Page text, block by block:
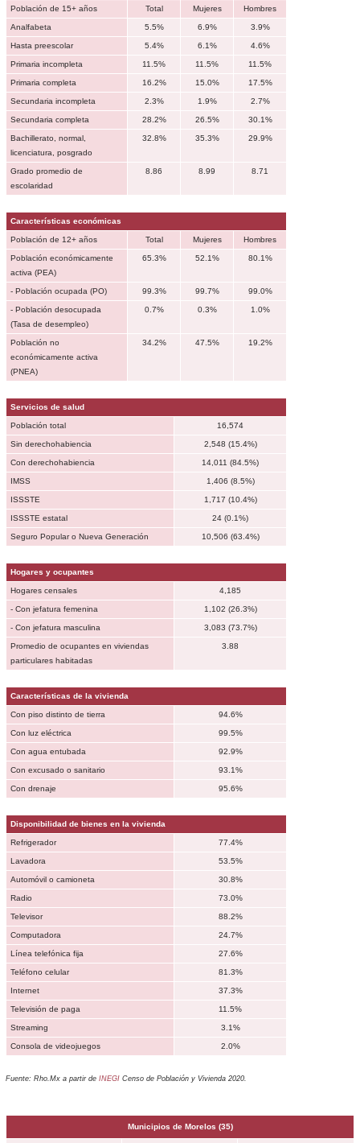
Población de 15+ años Total Mujeres Hombres
Analfabeta 5.5% 6.9% 3.9%
Hasta preescolar 5.4% 6.1% 4.6%
Primaria incompleta 11.5% 11.5% 11.5%
Primaria completa 16.2% 15.0% 17.5%
Secundaria incompleta 2.3% 1.9% 2.7%
Secundaria completa 28.2% 26.5% 30.1%
Bachillerato, normal,
licenciatura, posgrado
32.8% 35.3% 29.9%
Grado promedio de
escolaridad
8.86 8.99 8.71
Características económicas
Población de 12+ años Total Mujeres Hombres
Población económicamente
activa (PEA)
65.3% 52.1% 80.1%
- Población ocupada (PO) 99.3% 99.7% 99.0%
- Población desocupada
(Tasa de desempleo)
0.7% 0.3% 1.0%
Población no
económicamente activa
(PNEA)
34.2% 47.5% 19.2%
Servicios de salud
Población total 16,574
Sin derechohabiencia 2,548 (15.4%)
Con derechohabiencia 14,011 (84.5%)
IMSS 1,406 (8.5%)
ISSSTE 1,717 (10.4%)
ISSSTE estatal 24 (0.1%)
Seguro Popular o Nueva Generación 10,506 (63.4%)
Hogares y ocupantes
Hogares censales 4,185
- Con jefatura femenina 1,102 (26.3%)
- Con jefatura masculina 3,083 (73.7%)
Promedio de ocupantes en viviendas
particulares habitadas
3.88
Características de la vivienda
Con piso distinto de tierra 94.6%
Con luz eléctrica 99.5%
Con agua entubada 92.9%
Con excusado o sanitario 93.1%
Con drenaje 95.6%
Disponibilidad de bienes en la vivienda
Refrigerador 77.4%
Lavadora 53.5%
Automóvil o camioneta 30.8%
Radio 73.0%
Televisor 88.2%
Computadora 24.7%
Línea telefónica fija 27.6%
Teléfono celular 81.3%
Internet 37.3%
Televisión de paga 11.5%
Streaming 3.1%
Consola de videojuegos 2.0%
Fuente: Rho.Mx a partir de INEGI Censo de Población y Vivienda 2020.
Municipios de Morelos (35)